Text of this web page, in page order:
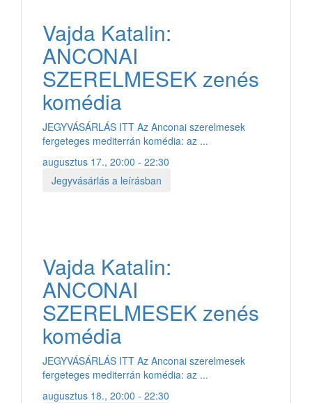
Vajda Katalin:
ANCONAI
SZERELMESEK zenés
komédia
JEGYVÁSÁRLÁS ITT Az Anconai szerelmesek
fergeteges mediterrán komédia: az ...
augusztus 17., 20:00 - 22:30
Jegyvásárlás a leírásban
Vajda Katalin:
ANCONAI
SZERELMESEK zenés
komédia
JEGYVÁSÁRLÁS ITT Az Anconai szerelmesek
fergeteges mediterrán komédia: az ...
augusztus 18., 20:00 - 22:30